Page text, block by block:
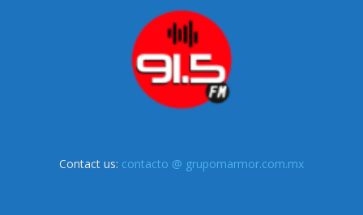
Contact us: contacto @ grupomarmor.com.mx